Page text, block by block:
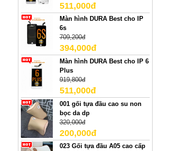
511,000đ
Màn hình DURA Best cho IP
6s
709,200đ
394,000đ
Màn hình DURA Best cho IP 6
Plus
919,800đ
511,000đ
001 gối tựa đầu cao su non
bọc da dp
320,000đ
200,000đ
023 Gối tựa đầu A05 cao cấp